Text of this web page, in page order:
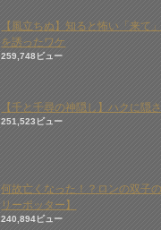
【風立ちぬ】知ると怖い「来て
を誘ったワケ
259,748ビュー
【千と千尋の神隠し】ハクに隠
251,523ビュー
何故亡くなった！？ロンの双子
リーポッター】
240,894ビュー